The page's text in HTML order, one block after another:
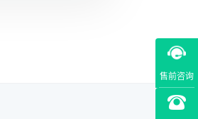
售前咨询